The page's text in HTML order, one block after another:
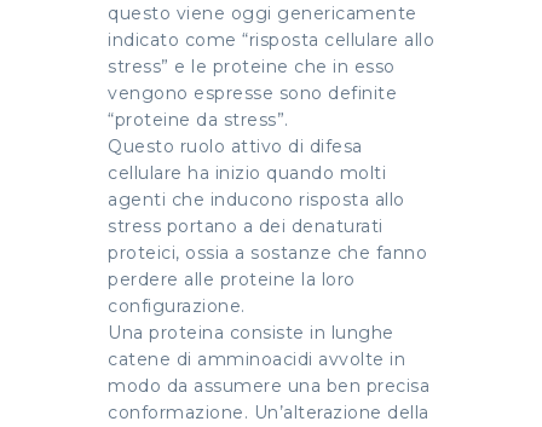
questo viene oggi genericamente
indicato come “risposta cellulare allo
stress” e le proteine che in esso
vengono espresse sono definite
“proteine da stress”.
Questo ruolo attivo di difesa
cellulare ha inizio quando molti
agenti che inducono risposta allo
stress portano a dei denaturati
proteici, ossia a sostanze che fanno
perdere alle proteine la loro
configurazione.
Una proteina consiste in lunghe
catene di amminoacidi avvolte in
modo da assumere una ben precisa
conformazione. Un’alterazione della